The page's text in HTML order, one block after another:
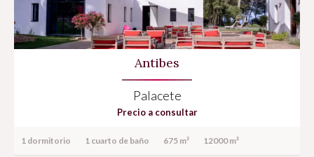
Antibes
Palacete
Precio a consultar
1 dormitorio 1 cuarto de baño 675 m² 12000 m²